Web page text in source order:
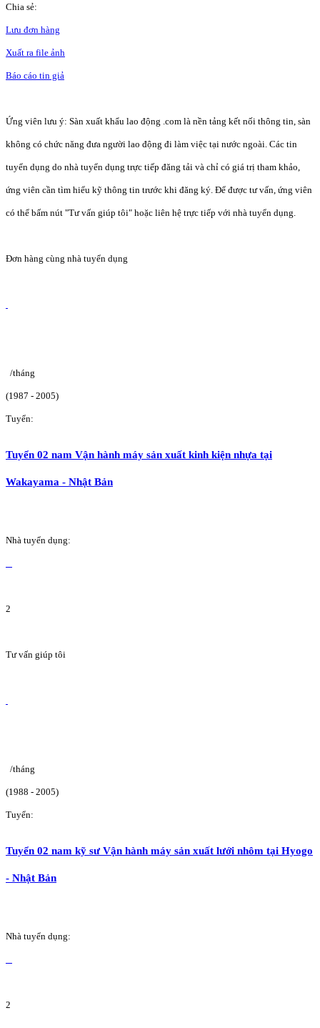
Chia sẻ:
Lưu đơn hàng
Xuất ra file ảnh
Báo cáo tin giả
Ứng viên lưu ý: Sàn xuất khẩu lao động .com là nền tảng kết nối thông tin, sàn
không có chức năng đưa người lao động đi làm việc tại nước ngoài. Các tin
tuyển dụng do nhà tuyển dụng trực tiếp đăng tải và chỉ có giá trị tham khảo,
ứng viên cần tìm hiểu kỹ thông tin trước khi đăng ký. Để được tư vấn, ứng viên
có thể bấm nút "Tư vấn giúp tôi" hoặc liên hệ trực tiếp với nhà tuyển dụng.
Đơn hàng cùng nhà tuyển dụng
/tháng
(1987 - 2005)
Tuyển:
Tuyển 02 nam Vận hành máy sản xuất kinh kiện nhựa tại
Wakayama - Nhật Bản
Nhà tuyển dụng:
2
Tư vấn giúp tôi
/tháng
(1988 - 2005)
Tuyển:
Tuyển 02 nam kỹ sư Vận hành máy sản xuất lưới nhôm tại Hyogo
- Nhật Bản
Nhà tuyển dụng:
2